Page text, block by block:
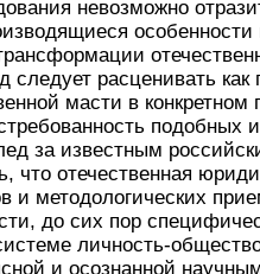
невозможно
особенности
расценивать как
масти в
подобных
за известным
отечественная
и методологических
до сих пор
личность-
и осознанной